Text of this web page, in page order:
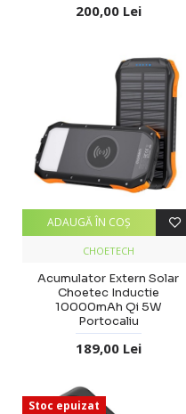
200,00 Lei
CHOETECH
Acumulator Extern Solar
Choetec Inductie
10000mAh Qi 5W
Portocaliu
189,00 Lei
ADAUGĂ ÎN COŞ
Stoc epuizat